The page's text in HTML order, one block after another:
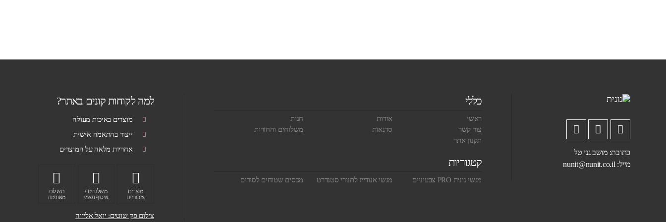
כתובת: מושב גני טל
מייל: nunit@nunit.co.il
כללי
ראשי אודות
חנות
צור קשר
סדנאות
משלוחים והחזרות
תקנון אתר
קטגוריות
מגשי נונית PRO צבעוניים מגשי אנודייז לתנורי סטנדרט מכסים שטוחים לסירים
למה לקוחות קונים באתר?
מוצרים באיכות מעולה
ייצור בהתאמה אישית
אחריות מלאה על המוצרים
מוצרים
איכותיים
משלוחים /
איסוף עצמי
תשלום
מאובטח
צילום פק שוטים: יואל אליווה